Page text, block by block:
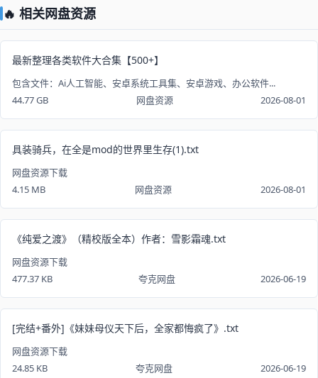
🔥 相关网盘资源
最新整理各类软件大合集【500+】
包含文件：Ai人工智能、安卓系统工具集、安卓游戏、办公软件...
44.77 GB
网盘资源 2026-08-01
具装骑兵，在全是mod的世界里生存(1).txt
网盘资源下载
4.15 MB
网盘资源 2026-08-01
《纯爱之渡》（精校版全本）作者：雪影霜魂.txt
网盘资源下载
477.37 KB
夸克网盘 2026-06-19
[完结+番外]《妹妹母仪天下后，全家都悔疯了》.txt
网盘资源下载
24.85 KB
夸克网盘 2026-06-19